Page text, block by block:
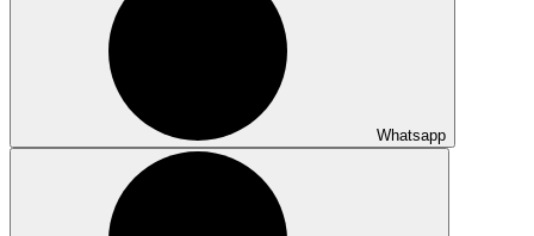
Whatsapp